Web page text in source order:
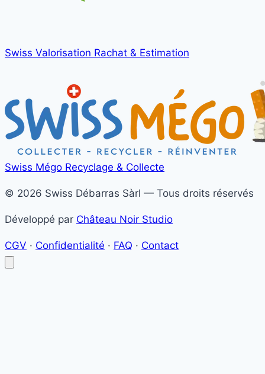
Swiss Valorisation Rachat & Estimation
Swiss Mégo Recyclage & Collecte
© 2026 Swiss Débarras Sàrl — Tous droits réservés
Développé par Château Noir Studio
CGV · Confidentialité · FAQ · Contact